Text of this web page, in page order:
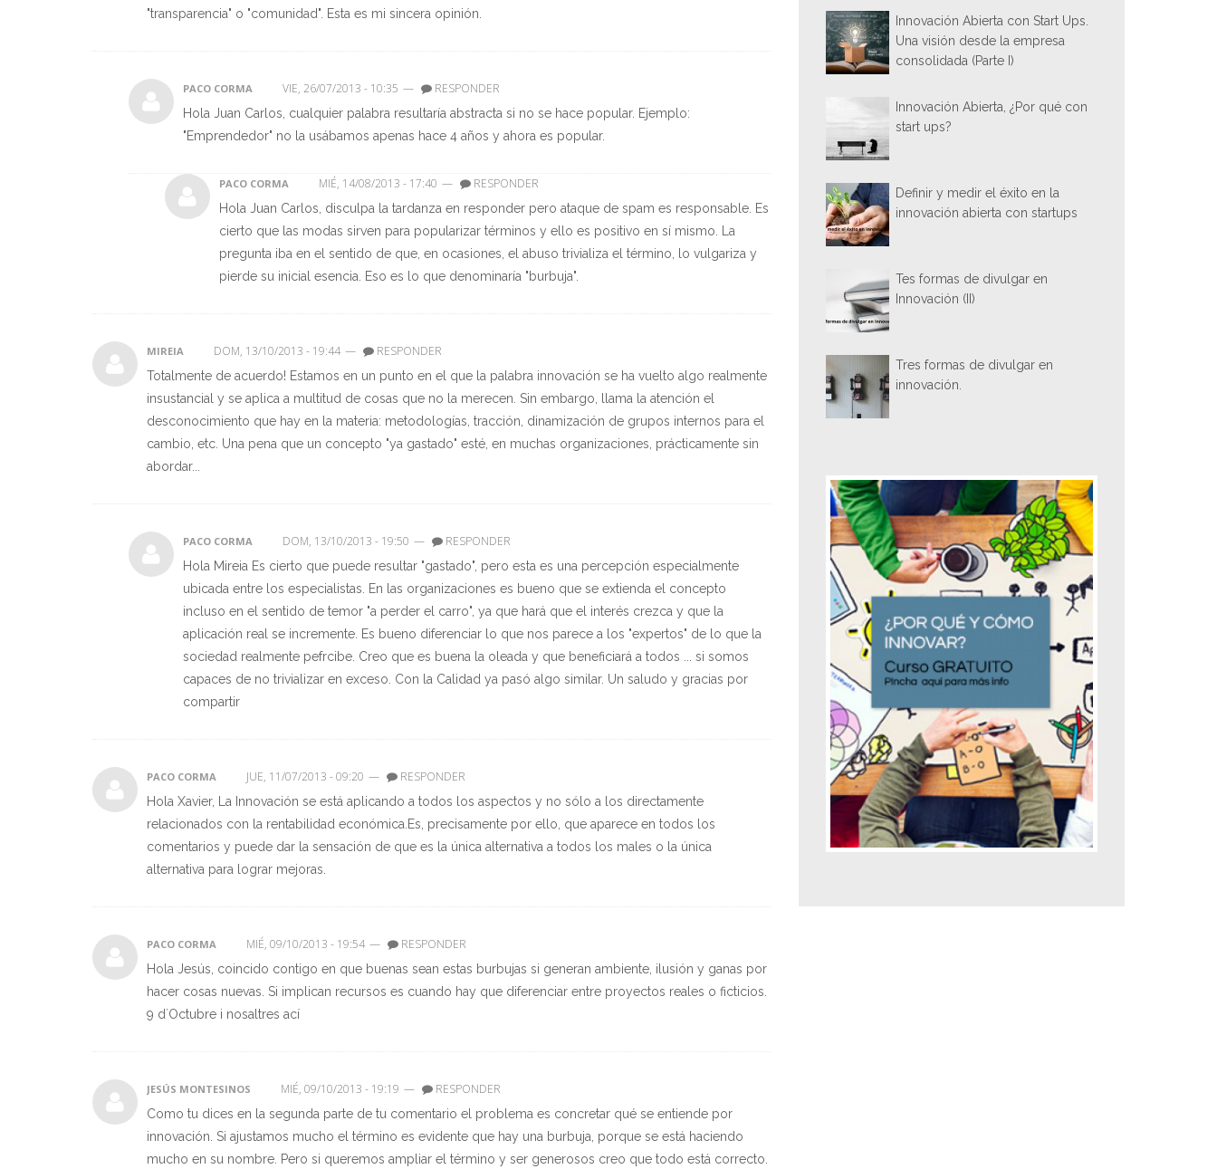
"transparencia" o "comunidad". Esta es mi sincera opinión.
PACO CORMA VIE, 26/07/2013 - 10:35 — RESPONDER
Hola Juan Carlos, cualquier palabra resultaría abstracta si no se hace popular. Ejemplo:
"Emprendedor" no la usábamos apenas hace 4 años y ahora es popular.
PACO CORMA MIÉ, 14/08/2013 - 17:40 — RESPONDER
Hola Juan Carlos, disculpa la tardanza en responder pero ataque de spam es responsable. Es
cierto que las modas sirven para popularizar términos y ello es positivo en sí mismo. La
pregunta iba en el sentido de que, en ocasiones, el abuso trivializa el término, lo vulgariza y
pierde su inicial esencia. Eso es lo que denominaría "burbuja".
MIREIA DOM, 13/10/2013 - 19:44 — RESPONDER
Totalmente de acuerdo! Estamos en un punto en el que la palabra innovación se ha vuelto algo realmente
insustancial y se aplica a multitud de cosas que no la merecen. Sin embargo, llama la atención el
desconocimiento que hay en la materia: metodologías, tracción, dinamización de grupos internos para el
cambio, etc. Una pena que un concepto "ya gastado" esté, en muchas organizaciones, prácticamente sin
abordar...
PACO CORMA DOM, 13/10/2013 - 19:50 — RESPONDER
Hola Mireia Es cierto que puede resultar "gastado", pero esta es una percepción especialmente
ubicada entre los especialistas. En las organizaciones es bueno que se extienda el concepto
incluso en el sentido de temor "a perder el carro", ya que hará que el interés crezca y que la
aplicación real se incremente. Es bueno diferenciar lo que nos parece a los "expertos" de lo que la
sociedad realmente pefrcibe. Creo que es buena la oleada y que beneficiará a todos ... si somos
capaces de no trivializar en exceso. Con la Calidad ya pasó algo similar. Un saludo y gracias por
compartir
PACO CORMA JUE, 11/07/2013 - 09:20 — RESPONDER
Hola Xavier, La Innovación se está aplicando a todos los aspectos y no sólo a los directamente
relacionados con la rentabilidad económica.Es, precisamente por ello, que aparece en todos los
comentarios y puede dar la sensación de que es la única alternativa a todos los males o la única
alternativa para lograr mejoras.
PACO CORMA MIÉ, 09/10/2013 - 19:54 — RESPONDER
Hola Jesús, coincido contigo en que buenas sean estas burbujas si generan ambiente, ilusión y ganas por
hacer cosas nuevas. Si implican recursos es cuando hay que diferenciar entre proyectos reales o ficticios.
9 d´Octubre i nosaltres ací
JESÚS MONTESINOS MIÉ, 09/10/2013 - 19:19 — RESPONDER
Como tu dices en la segunda parte de tu comentario el problema es concretar qué se entiende por
innovación. Si ajustamos mucho el término es evidente que hay una burbuja, porque se está haciendo
mucho en su nombre. Pero si queremos ampliar el término y ser generosos creo que todo está correcto.
Innovación Abierta con Start Ups.
Una visión desde la empresa
consolidada (Parte I)
Innovación Abierta, ¿Por qué con
start ups?
Definir y medir el éxito en la
innovación abierta con startups
Tes formas de divulgar en
Innovación (II)
Tres formas de divulgar en
innovación.